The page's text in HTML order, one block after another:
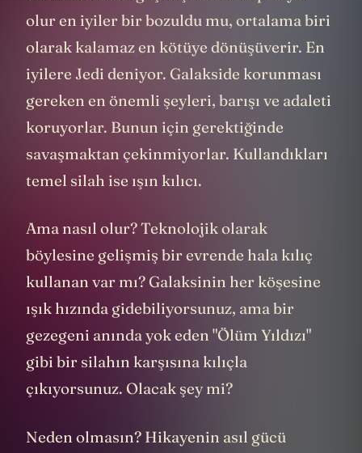
olur en iyiler bir bozuldu mu, ortalama biri
olarak kalamaz en kötüye dönüşüverir. En
iyilere Jedi deniyor. Galakside korunması
gereken en önemli şeyleri, barışı ve adaleti
koruyorlar. Bunun için gerektiğinde
savaşmaktan çekinmiyorlar. Kullandıkları
temel silah ise ışın kılıcı.
Ama nasıl olur? Teknolojik olarak
böylesine gelişmiş bir evrende hala kılıç
kullanan var mı? Galaksinin her köşesine
ışık hızında gidebiliyorsunuz, ama bir
gezegeni anında yok eden "Ölüm Yıldızı"
gibi bir silahın karşısına kılıçla
çıkıyorsunuz. Olacak şey mi?
Neden olmasın? Hikayenin asıl gücü